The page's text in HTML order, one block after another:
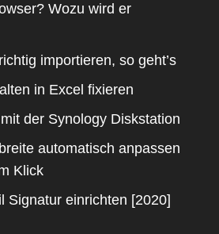
Wozu wird er
importieren, so geht’s
in Excel fixieren
der Synology Diskstation
automatisch anpassen
Klick
Signatur einrichten [2020]